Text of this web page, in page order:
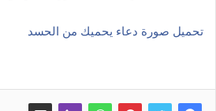
تحميل صورة دعاء يحميك من الحسد